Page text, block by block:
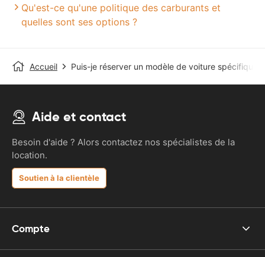
Qu'est-ce qu'une politique des carburants et
quelles sont ses options ?
Accueil Puis-je réserver un modèle de voiture spécifique ?
Aide et contact
Besoin d'aide ? Alors contactez nos spécialistes de la
location.
Soutien à la clientèle
Compte